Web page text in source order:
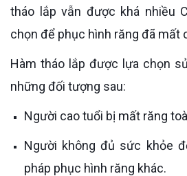
tháo lắp vẫn được khá nhiều
chọn để phục hình răng đã mất
Hàm tháo lắp được lựa chọn sử dụng phổ biến cho
những đối tượng sau:
Người cao tuổi bị mất răng
Người không đủ sức khỏe để thực hiện phương
pháp phục hình răng khác.